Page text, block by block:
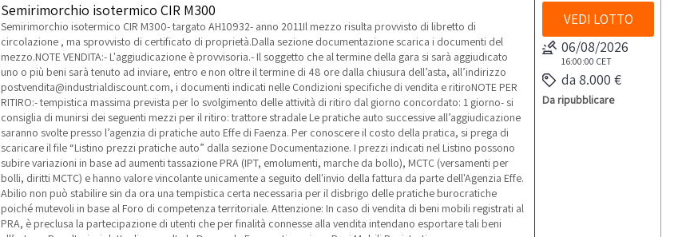
Semirimorchio isotermico CIR M300
Semirimorchio isotermico CIR M300- targato AH10932- anno 2011Il mezzo risulta provvisto di libretto di
circolazione , ma sprovvisto di certificato di proprietà.Dalla sezione documentazione scarica i documenti del
mezzo.NOTE VENDITA:- L'aggiudicazione è provvisoria.- Il soggetto che al termine della gara si sarà aggiudicato
uno o più beni sarà tenuto ad inviare, entro e non oltre il termine di 48 ore dalla chiusura dell’asta, all’indirizzo
postvendita@industrialdiscount.com, i documenti indicati nelle Condizioni specifiche di vendita e ritiroNOTE PER
RITIRO:- tempistica massima prevista per lo svolgimento delle attività di ritiro dal giorno concordato: 1 giorno- si
consiglia di munirsi dei seguenti mezzi per il ritiro: trattore stradale Le pratiche auto successive all’aggiudicazione
saranno svolte presso l’agenzia di pratiche auto Effe di Faenza. Per conoscere il costo della pratica, si prega di
scaricare il file “Listino prezzi pratiche auto” dalla sezione Documentazione. I prezzi indicati nel Listino possono
subire variazioni in base ad aumenti tassazione PRA (IPT, emolumenti, marche da bollo), MCTC (versamenti per
bolli, diritti MCTC) e hanno valore vincolante unicamente a seguito dell'invio della fattura da parte dell'Agenzia Effe.
Abilio non può stabilire sin da ora una tempistica certa necessaria per il disbrigo delle pratiche burocratiche
poiché mutevoli in base al Foro di competenza territoriale. Attenzione: In caso di vendita di beni mobili registrati al
PRA, è preclusa la partecipazione di utenti che per finalità connesse alla vendita intendano esportare tali beni
VEDI LOTTO
06/08/2026
16:00:00 CET
da 8.000 €
Da ripubblicare